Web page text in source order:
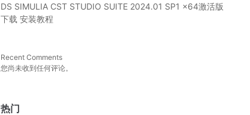
DS SIMULIA CST STUDIO SUITE 2024.01 SP1 x64激活版
下载 安装教程
Recent Comments
您尚未收到任何评论。
热门